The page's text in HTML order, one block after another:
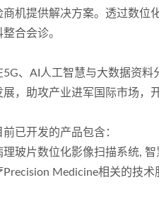
商机提供解决方案。透过数位
整合会诊。
5G、AI人工智慧与大数据资料
展，助攻产业进军国际市场，
前已开发的产品包含：
理玻片数位化影像扫描系统,
Precision Medicine相关的技术